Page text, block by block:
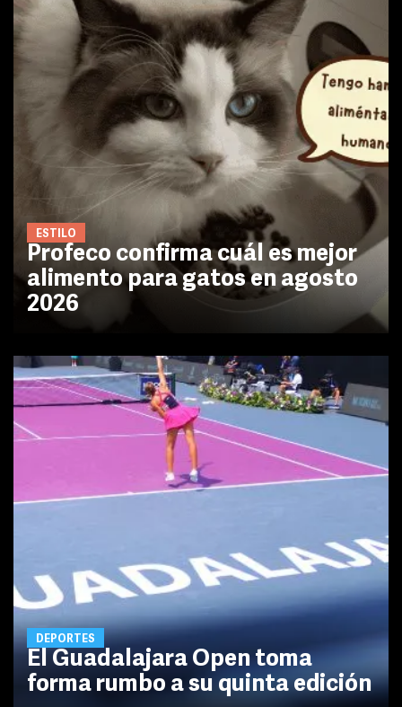
ESTILO
Profeco confirma cuál es mejor
alimento para gatos en agosto
2026
DEPORTES
El Guadalajara Open toma
forma rumbo a su quinta edición